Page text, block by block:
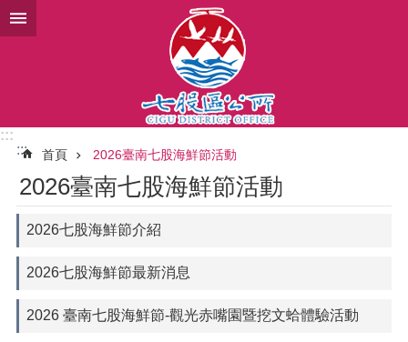
跳到主要內容區塊
:::
:::
首頁 2026臺南七股海鮮節活動
2026臺南七股海鮮節活動
2026七股海鮮節介紹
2026七股海鮮節最新消息
2026 臺南七股海鮮節-觀光赤嘴園暨挖文蛤體驗活動